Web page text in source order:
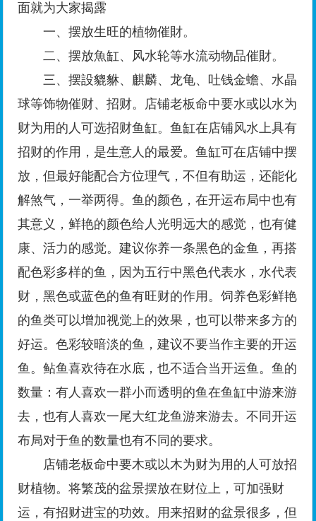
面就为大家揭露
一、摆放生旺的植物催財。
二、摆放魚缸、风水轮等水流动物品催財。
三、摆設貔貅、麒麟、龙龟、吐钱金蟾、水晶
球等饰物催财、招财。店铺老板命中要水或以水为
财为用的人可选招财鱼缸。鱼缸在店铺风水上具有
招财的作用，是生意人的最爱。鱼缸可在店铺中摆
放，但最好能配合方位理气，不但有助运，还能化
解煞气，一举两得。鱼的颜色，在开运布局中也有
其意义，鲜艳的颜色给人光明远大的感觉，也有健
康、活力的感觉。建议你养一条黑色的金鱼，再搭
配色彩多样的鱼，因为五行中黑色代表水，水代表
财，黑色或蓝色的鱼有旺财的作用。饲养色彩鲜艳
的鱼类可以增加视觉上的效果，也可以带来多方的
好运。色彩较暗淡的鱼，建议不要当作主要的开运
鱼。鲇鱼喜欢待在水底，也不适合当开运鱼。鱼的
数量：有人喜欢一群小而透明的鱼在鱼缸中游来游
去，也有人喜欢一尾大红龙鱼游来游去。不同开运
布局对于鱼的数量也有不同的要求。
店铺老板命中要木或以木为财为用的人可放招
财植物。将繁茂的盆景摆放在财位上，可加强财
运，有招财进宝的功效。用来招财的盆景很多，但